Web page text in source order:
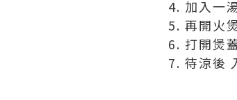
4. 加入一
5. 再開火
6. 打開煲
7. 待涼後